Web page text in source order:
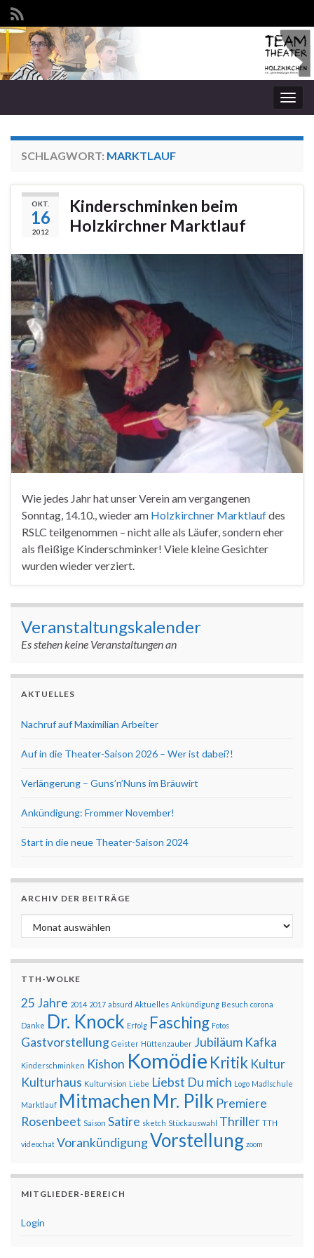
SCHLAGWORT: MARKTLAUF
OKT.
16
2012
Kinderschminken beim
Holzkirchner Marktlauf
Wie jedes Jahr hat unser Verein am vergangenen
Sonntag, 14.10., wieder am Holzkirchner Marktlaufdes
RSLC teilgenommen – nicht alle als Läufer, sondern eher
als fleißige Kinderschminker! Viele kleine Gesichter
wurden wieder verziert.
Veranstaltungskalender
Es stehen keine Veranstaltungen an
AKTUELLES
Nachruf auf Maximilian Arbeiter
Auf in die Theater-Saison 2026 – Wer ist dabei?!
Verlängerung – Guns’n’Nuns im Bräuwirt
Ankündigung: Frommer November!
Start in die neue Theater-Saison 2024
ARCHIV DER BEITRÄGE
Archiv der Beiträge
TTH-WOLKE
25 Jahre 2014 2017 absurd Aktuelles Ankündigung Besuch corona
Danke Dr. Knock Erfolg Fasching Fotos
Gastvorstellung Geister Hüttenzauber Jubiläum Kafka
Kinderschminken Kishon Komödie Kritik Kultur
Kulturhaus Kulturvision Liebe Liebst Du mich Logo Madlschule
Marktlauf Mitmachen Mr. Pilk Premiere
Rosenbeet Saison Satire sketch Stückauswahl Thriller TTH
videochat VorankündigungVorstellung zoom
MITGLIEDER-BEREICH
Login